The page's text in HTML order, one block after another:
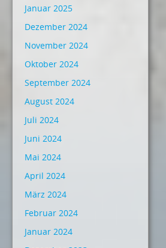
Januar 2025
Dezember 2024
November 2024
Oktober 2024
September 2024
August 2024
Juli 2024
Juni 2024
Mai 2024
April 2024
März 2024
Februar 2024
Januar 2024